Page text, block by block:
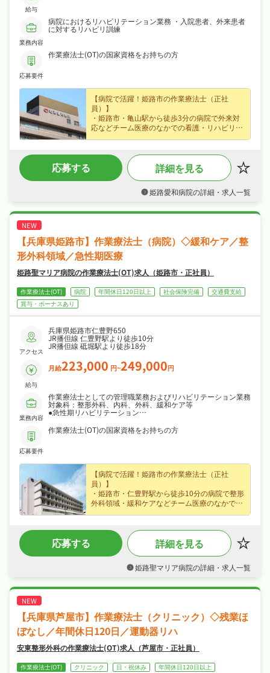
給与
業務内容
病院におけるリハビリテーション業務 ・入院患者、外来患者
に対するリハビリ訓練
応募要件
作業療法士(OT)の国家資格をお持ちの方
【病院で活躍！姫路市の作業療法士（正社
員）】
・姫路市・亀山駅から徒歩3分の病院で外来対
応などチーム医療のなかでの看護・リハビリに
・賞与年2回・住宅手当・扶養手当・職務手当
など各種手当・昇給ありなど好待遇で、月給
19.5〜24.4万円の正社員求人、腰を据えて長く
・日勤のみで週休2日制・日曜・祝日休みでメ
長期休暇も取りやすくワークライフバランスも
い、安心して長く働ける環境が魅力です◎
応募する 詳細を見る
姫路愛和病院の詳細・求人一覧
【兵庫県姫路市】作業療法士（病院）◇緩和ケア／整
形外科領域／急性期医療
姫路聖マリア病院の作業療法士(OT)求人（姫路市・正社員）
作業療法士(OT) 病院 年間休日120日以上 社会保険完備
交通費支給
賞与・ボーナスあり
アクセス
兵庫県姫路市仁豊野650
JR播但線 仁豊野駅より徒歩10分
JR播但線 砥堀駅より徒歩18分
給与
月給223,000 円~249,000円
業務内容
作業療法士としての管理職業務およびリハビリテーション業務
対象科：整形外科、内科、外科、緩和ケア等
●急性期リハビリテーション
●回復期リハビリテーション（回復期病棟での業務）
●重症心身障害児・者リハビリテーション
応募要件
作業療法士(OT)の国家資格をお持ちの方
【病院で活躍！姫路市の作業療法士（正社
員）】
・姫路市・仁豊野駅から徒歩10分の病院で整形
外科領域・緩和ケアなどチーム医療のなかでの
・月給22.3〜24.9万円（正社員）、賞与年2
回・昇給ありなど好待遇で、長期的に安定した
キャリアを築けます♪
暇など長期休暇も取りやすく日勤のみでオンオ
・各種保険・休暇制度が揃い、安心して長く働
応募する 詳細を見る
姫路聖マリア病院の詳細・求人一覧
【兵庫県芦屋市】作業療法士（クリニック）◇残業ほ
ぼなし／年間休日120日／運動器リハ
安東整形外科の作業療法士(OT)求人（芦屋市・正社員）
作業療法士(OT) クリニック 日・祝休み
年間休日120日以上